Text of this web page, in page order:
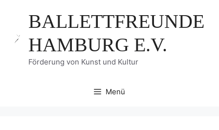
springenBALLETTFREUNDE
HAMBURG E.V.
Förderung von Kunst und Kultur
Menü